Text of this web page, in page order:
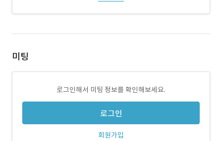
미팅
로그인해서 미팅 정보를 확인해보세요.
로그인
회원가입